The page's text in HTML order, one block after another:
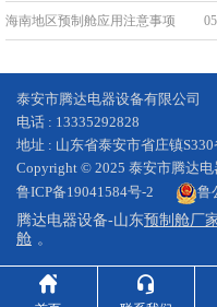
 
海南地区预制舱应用注意事项
泰安市腾达电器设备有限公司
电话 : 13335292828
地址 : 山东省泰安市省庄镇S330
Copyright © 2025 泰安市腾达
鲁ICP备19041584号-2
鲁
腾达电器设备-山东预制舱厂
舱 。